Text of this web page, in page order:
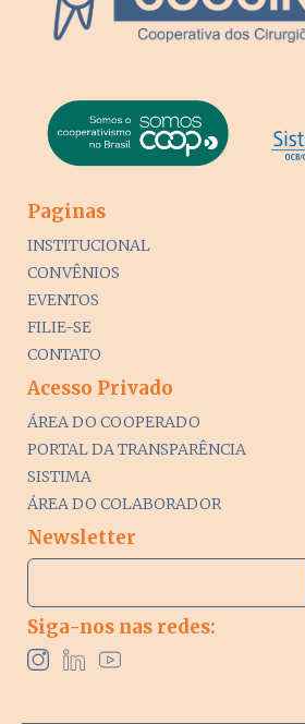
Paginas
INSTITUCIONAL
CONVÊNIOS
EVENTOS
FILIE-SE
CONTATO
Acesso Privado
ÁREA DO COOPERADO
PORTAL DA TRANSPARÊNCIA
SISTIMA
ÁREA DO COLABORADOR
Newsletter
Siga-nos nas redes: